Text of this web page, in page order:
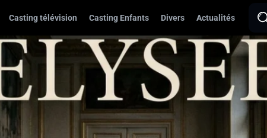
Casting télévision Casting Enfants Divers Actualités